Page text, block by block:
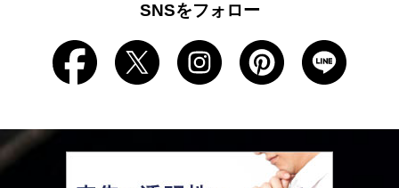
SNSをフォロー